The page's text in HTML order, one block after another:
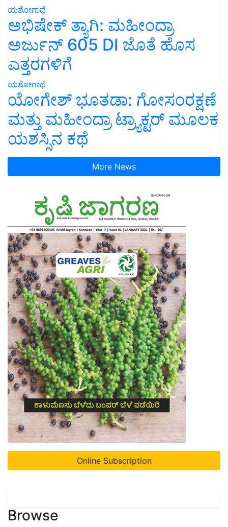
ಯಶೋಗಾಥೆ
ಅಭಿಷೇಕ್ ತ್ಯಾಗಿ: ಮಹೀಂದ್ರಾ
ಅರ್ಜುನ್ 605 DI ಜೊತೆ ಹೊಸ
ಎತ್ತರಗಳಿಗೆ
ಯಶೋಗಾಥೆ
ಯೋಗೇಶ್ ಭೂತಡಾ: ಗೋಸಂರಕ್ಷಣೆ
ಮತ್ತು ಮಹೀಂದ್ರಾ ಟ್ರ್ಯಾಕ್ಟರ್ ಮೂಲಕ
ಯಶಸ್ಸಿನ ಕಥೆ
More News
Online Subscription
Browse